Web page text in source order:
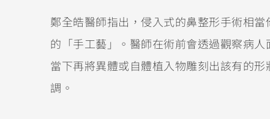
鄭全皓醫師指出，侵入式的鼻整形手術相
的「手工藝」。醫師在術前會透過觀察病
當下再將異體或自體植入物雕刻出該有的
調。